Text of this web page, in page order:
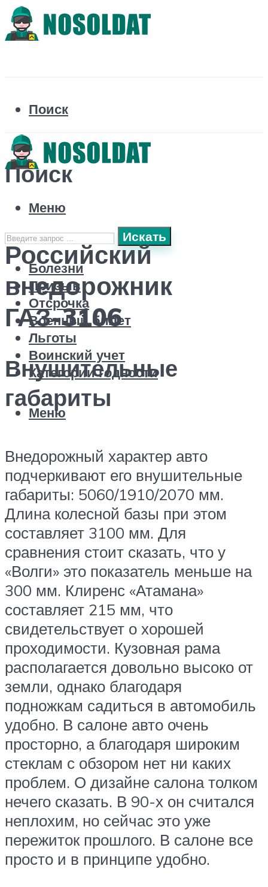
Поиск
Поиск
Искать
Болезни
Призыв
Отсрочка
Военный билет
Льготы
Воинский учет
Категории годности
Меню
Меню
Российский
внедорожник
ГАЗ-3106
Внушительные
габариты
Внедорожный характер авто
подчеркивают его внушительные
габариты: 5060/1910/2070 мм.
Длина колесной базы при этом
составляет 3100 мм. Для
сравнения стоит сказать, что у
«Волги» это показатель меньше на
300 мм. Клиренс «Атамана»
составляет 215 мм, что
свидетельствует о хорошей
проходимости. Кузовная рама
располагается довольно высоко от
земли, однако благодаря
подножкам садиться в автомобиль
удобно. В салоне авто очень
просторно, а благодаря широким
стеклам с обзором нет ни каких
проблем. О дизайне салона толком
нечего сказать. В 90-х он считался
неплохим, но сейчас это уже
пережиток прошлого. В салоне все
просто и в принципе удобно.